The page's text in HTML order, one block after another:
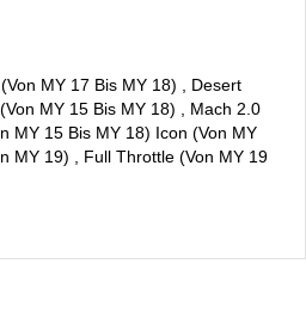
MY 17 Bis MY 18) , Desert
MY 15 Bis MY 18) , Mach 2.0
MY 15 Bis MY 18) Icon (Von MY
MY 19) , Full Throttle (Von MY 19